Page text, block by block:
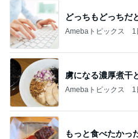
どっちもどっちだ
Amebaトピックス 1
虜になる濃厚煮干
Amebaトピックス 1
もっと食べたかっ